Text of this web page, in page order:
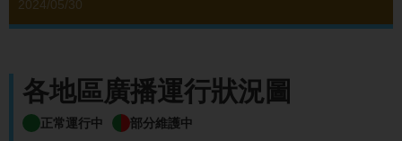
2024/05/30
各地區廣播運行狀況圖
正常運行中 部分維護中